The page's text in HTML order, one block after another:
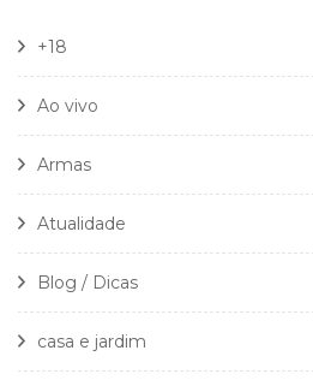
+18
Ao vivo
Armas
Atualidade
Blog / Dicas
casa e jardim